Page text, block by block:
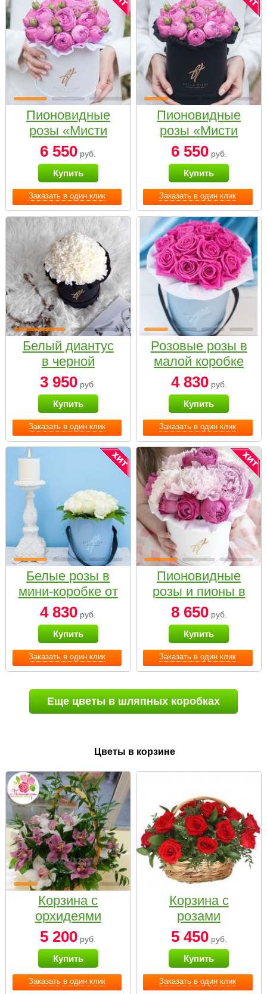
Заказать в один клик
Пионовидные
розы «Мисти
бабблс» в белой
коробке Small
6 550 руб.
Купить
Заказать в один клик
Пионовидные
розы «Мисти
бабблс» в
черной коробке
Small
6 550руб.
Купить
Заказать в один клик
Белый диантус
в черной
коробке Small
3 950 руб.
Купить
Заказать в один клик
Розовые розы в
малой коробке
4 830руб.
Купить
Заказать в один клик
Белые розы в
мини-коробке от
Bella Fiori
4 830 руб.
Купить
Заказать в один клик
Пионовидные
розы и пионы в
белой коробке
Small
8 650руб.
Купить
Еще цветы в шляпных коробках
Цветы в корзине
Заказать в один клик
Корзина с
орхидеями
малая
5 200 руб.
Купить
Заказать в один клик
Корзина с
розами
«Красный
Париж»
5 450руб.
Купить